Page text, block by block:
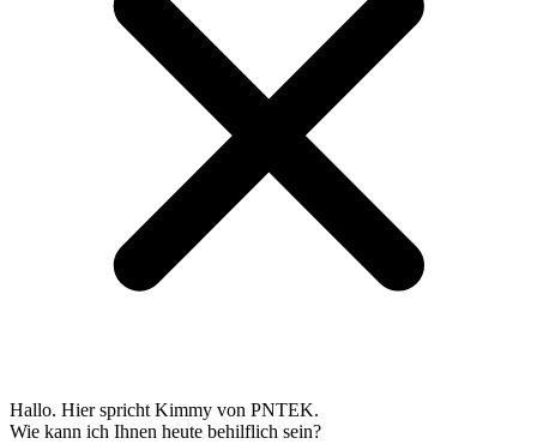
Hallo. Hier spricht Kimmy von PNTEK.
Wie kann ich Ihnen heute behilflich sein?